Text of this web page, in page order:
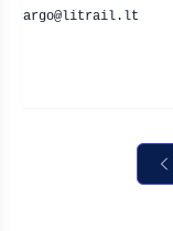
cargo@litrail . lt